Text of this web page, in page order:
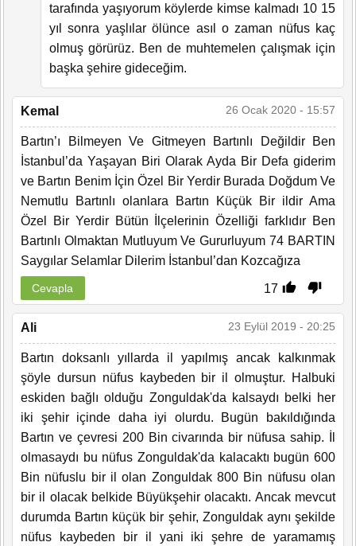
tarafında yaşıyorum köylerde kimse kalmadı 10 15
yıl sonra yaşlılar ölünce asıl o zaman nüfus kaç
olmuş görürüz. Ben de muhtemelen çalışmak için
başka şehire gideceğim.
Kemal 26 Ocak 2020 - 15:57
Bartın’ı Bilmeyen Ve Gitmeyen Bartınlı Değildir Ben
İstanbul’da Yaşayan Biri Olarak Ayda Bir Defa giderim
ve Bartın Benim İçin Özel Bir Yerdir Burada Doğdum Ve
Nemutlu Bartınlı olanlara Bartın Küçük Bir ildir Ama
Özel Bir Yerdir Bütün İlçelerinin Özelliği farklıdır Ben
Bartınlı Olmaktan Mutluyum Ve Gururluyum 74 BARTIN
Saygılar Selamlar Dilerim İstanbul’dan Kozcağıza
17
Cevapla
Ali 23 Eylül 2019 - 20:25
Bartın doksanlı yıllarda il yapılmış ancak kalkınmak
şöyle dursun nüfus kaybeden bir il olmuştur. Halbuki
eskiden bağlı olduğu Zonguldak'da kalsaydı belki her
iki şehir içinde daha iyi olurdu. Bugün bakıldığında
Bartın ve çevresi 200 Bin civarında bir nüfusa sahip. İl
olmasaydı bu nüfus Zonguldak'da kalacaktı bugün 600
Bin nüfuslu bir il olan Zonguldak 800 Bin nüfusu olan
bir il olacak belkide Büyükşehir olacaktı. Ancak mevcut
durumda Bartın küçük bir şehir, Zonguldak aynı şekilde
nüfus kaybeden bir il yani iki şehre de yaramamış